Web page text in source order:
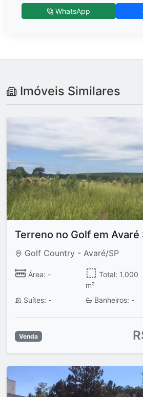
WhatsApp
Imóveis Similares
Terreno no Golf em Avaré
Golf Country - Avaré/SP
Área: -
Total: 1.000
m²
Suítes: - Banheiros: -
Venda